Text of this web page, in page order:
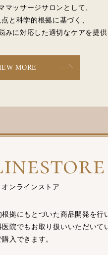
マッサージサロンとして、
と科学的根拠に基づく、
みに対応した適切なケアを提供
MORE
オンラインストア
拠にもとづいた商品開発を行
院でもお取り扱いいただいて
入できます。